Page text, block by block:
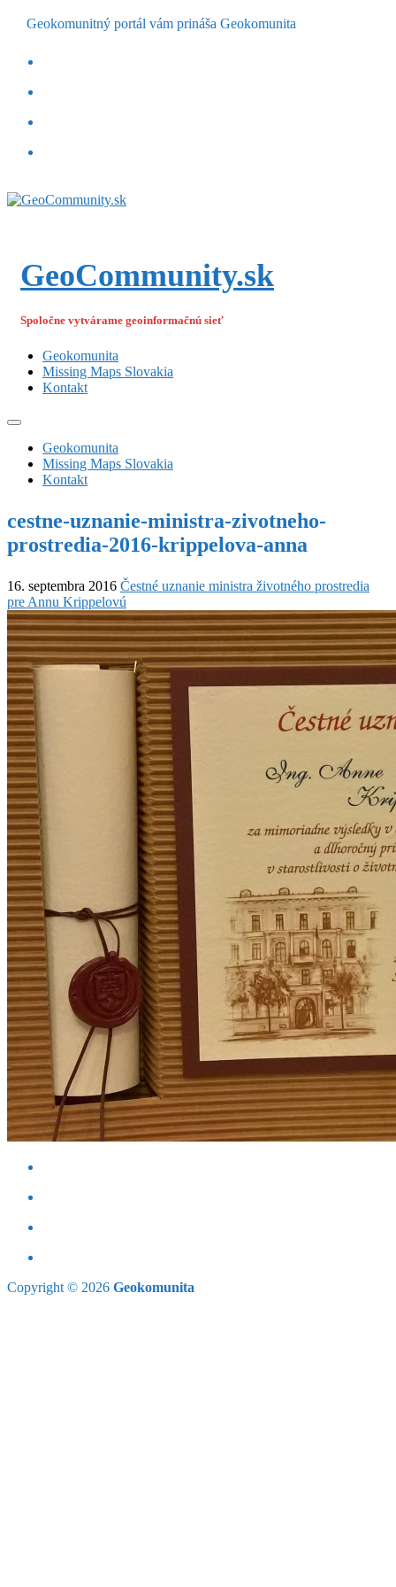
Geokomunitný portál vám prináša Geokomunita
GeoCommunity.sk
Spoločne vytvárame geoinformačnú sieť
Geokomunita
Missing Maps Slovakia
Kontakt
Geokomunita
Missing Maps Slovakia
Kontakt
cestne-uznanie-ministra-zivotneho-
prostredia-2016-krippelova-anna
16. septembra 2016 Čestné uznanie ministra životného prostredia
pre Annu Krippelovú
Copyright © 2026 Geokomunita